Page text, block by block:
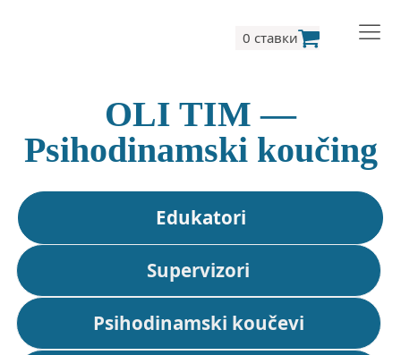
OLI TIM —
Psihodinamski koučing
Edukatori
Supervizori
Psihodinamski koučevi
0 ставки